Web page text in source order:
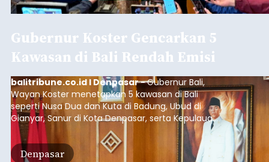
Gubernur Koster Gencarkan 5
Kawasan di Bali Rendah Emisi
balitribune.co.id I Denpasar -Gubernur Bali,
Wayan Koster menetapkan 5 kawasan di Bali
seperti Nusa Dua dan Kuta di Badung, Ubud di
Gianyar, Sanur di Kota Denpasar, serta Kepulauan
Nusa Penida Klungkung sebagai kawasan rendah
emisi.
Denpasar